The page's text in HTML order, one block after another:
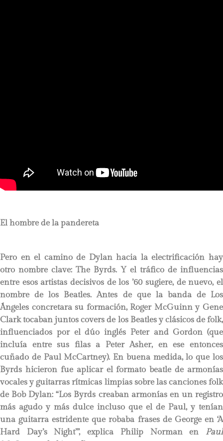
El hombre de la pandereta
Pero en el camino de Dylan hacia la electrificación hay
otro nombre clave: The Byrds. Y el tráfico de influencias
entre esos artistas decisivos de los ’60 sugiere, de nuevo, el
nombre de los Beatles. Antes de que la banda de Los
Ángeles concretara su formación, Roger McGuinn y Gene
Clark tocaban juntos covers de los Beatles y clásicos de folk,
influenciados por el dúo inglés Peter and Gordon (que
incluía entre sus filas a Peter Asher, en ese entonces
cuñado de Paul McCartney). En buena medida, lo que los
Byrds hicieron fue aplicar el formato beatle de armonías
vocales y guitarras rítmicas limpias sobre las canciones folk
de Bob Dylan: “Los Byrds creaban armonías en un registro
más agudo y más dulce incluso que el de Paul, y tenían
una guitarra estridente que robaba frases de George en ‘A
Hard Day’s Night’”, explica Philip Norman en Paul